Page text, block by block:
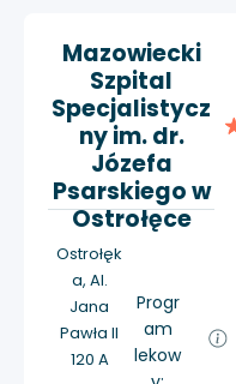
Mazowiecki
Szpital
Specjalistycz
ny im. dr.
Józefa
Psarskiego w
Ostrołęce
Ostrołęk
a, Al.
Jana
Pawła II
120 A
Progr
am
lekow